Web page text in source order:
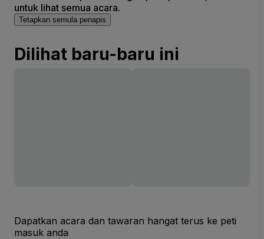
untuk lihat semua acara.
Tetapkan semula penapis
Dilihat baru-baru ini
Dapatkan acara dan tawaran hangat terus ke peti
masuk anda